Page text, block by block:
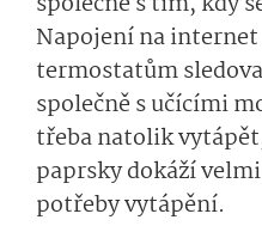
Napojení na
termostatům
společně s učícími
třeba natolik
paprsky dokáží
potřeby vytápění.